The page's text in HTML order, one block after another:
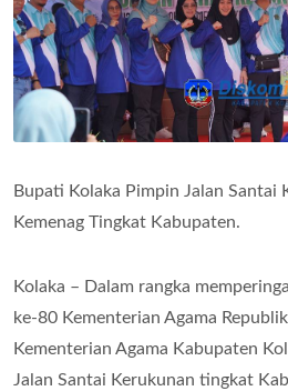
Bupati Kolaka Pimpin Jalan Santai
Kemenag Tingkat Kabupaten.
Kolaka – Dalam rangka
ke-80 Kementerian Agama
Kementerian Agama Kabupaten
Jalan Santai Kerukunan tingkat